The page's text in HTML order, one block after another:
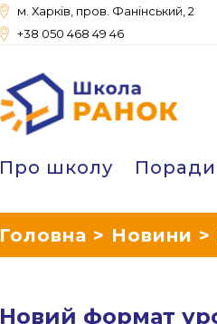
Про школу Поради
Головна > Новини >
Новий формат
м. Харків, пров. Фанінський, 2
+38 050 468 49 46